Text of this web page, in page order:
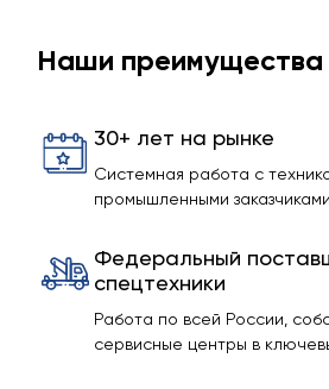
Наши преимущества
30+ лет на рынке
Системная работа с
промышленными
Федеральный
спецтехники
Работа по всей России,
сервисные центры в